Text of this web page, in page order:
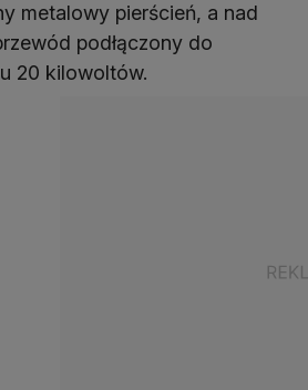
metalowy pierścień, a nad
podłączony do
20 kilowoltów.